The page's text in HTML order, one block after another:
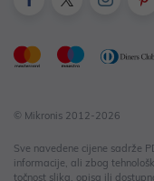
© Mikronis 2012-2026
Sve navedene cijene sadrže
informacije, ali zbog
točnost slika, opisa ili